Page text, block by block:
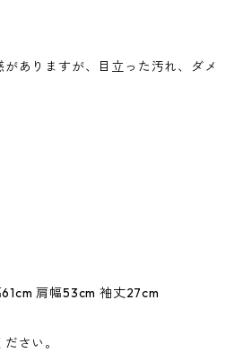
ありますが、目立った汚れ、ダメ
肩幅53cm 袖丈27cm
さい。